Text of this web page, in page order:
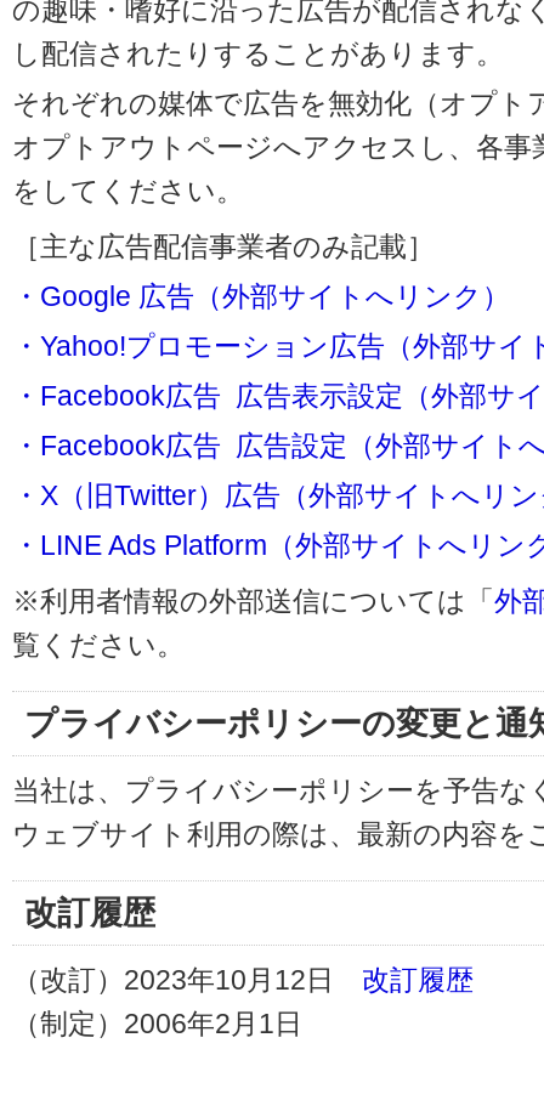
の趣味・嗜好に沿った広告が配信されな
し配信されたりすることがあります。
それぞれの媒体で広告を無効化（オプト
オプトアウトページへアクセスし、各
をしてください。
［主な広告配信事業者のみ記載］
・Google 広告（外部サイトへリンク）
・Yahoo!プロモーション広告（外部サイ
・Facebook広告 広告表示設定（外部サ
・Facebook広告 広告設定（外部サイト
・X（旧Twitter）広告（外部サイトへリ
・LINE Ads Platform（外部サイトへリン
※利用者情報の外部送信については「外
覧ください。
プライバシーポリシーの変更と通
当社は、プライバシーポリシーを予告
ウェブサイト利用の際は、最新の内容を
改訂履歴
（改訂）2023年10月12日 改訂履歴
（制定）2006年2月1日